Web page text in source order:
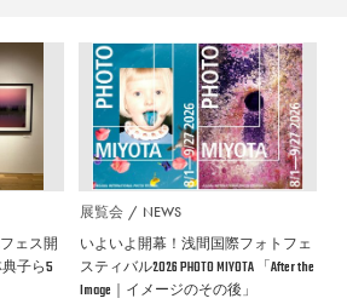
ェス開
子ら5
展覧会 NEWS
いよいよ開幕！浅間国際フォトフェ
スティバル2026 PHOTO MIYOTA 「After the
Image｜イメージのその後」